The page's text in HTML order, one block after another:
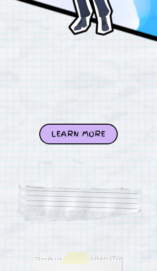
LEARN MORE